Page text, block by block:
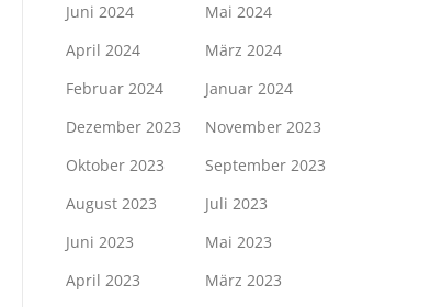
Juni 2024
Mai 2024
April 2024
März 2024
Februar 2024
Januar 2024
Dezember 2023
November 2023
Oktober 2023
September 2023
August 2023
Juli 2023
Juni 2023
Mai 2023
April 2023
März 2023